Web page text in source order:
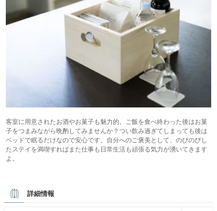
客室に用意されたお酒やお菓子も魅力的。ご飯を食べ終わった後はお菓
子をつまみながら晩酌してみませんか？つい飲み過ぎてしまっても後は
ベッドで眠るだけなので安心です。自分へのご褒美として、のびのびし
たステイを満喫すればまた仕事も日常生活も頑張る気力が湧いてきます
よ。
詳細情報